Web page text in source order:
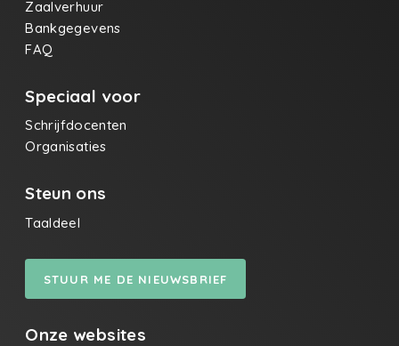
Zaalverhuur
Bankgegevens
FAQ
Speciaal voor
Schrijfdocenten
Organisaties
Steun ons
Taaldeel
STUUR ME DE NIEUWSBRIEF
Onze websites